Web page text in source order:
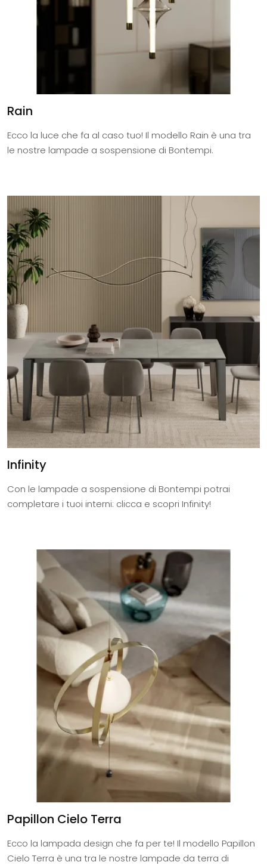
Rain
Ecco la luce che fa al caso tuo! Il modello Rain è una tra
le nostre lampade a sospensione di Bontempi.
Infinity
Con le lampade a sospensione di Bontempi potrai
completare i tuoi interni: clicca e scopri Infinity!
Papillon Cielo Terra
Ecco la lampada design che fa per te! Il modello Papillon
Cielo Terra è una tra le nostre lampade da terra di